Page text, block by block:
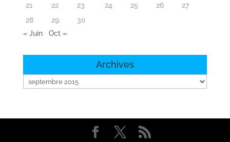
21
22 23 24 25 26
27
28
29
30
« Juin
Oct »
Archives
Archives